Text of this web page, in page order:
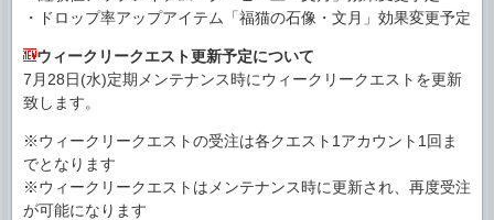
・ドロップ率アップアイテム「福猫の石像・文月」効果変更予定
ウィークリークエスト更新予定について
7月28日(水)定期メンテナンス時にウィークリークエストを更新
致します。
※ウィークリークエストの受注は各クエスト1アカウント1回ま
でとなります
※ウィークリークエストはメンテナンス時に更新され、再度受注
が可能になります